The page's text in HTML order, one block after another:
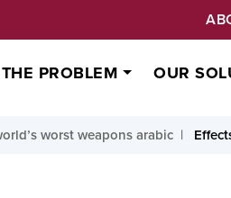
PROBLEM OUR
worst weapons arabic